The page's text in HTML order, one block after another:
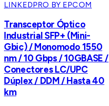
LINKEDPRO BY EPCOM
Transceptor Óptico
Industrial SFP+ (Mini-
Gbic) / Monomodo 1550
nm / 10 Gbps / 10GBASE /
Conectores LC/UPC
Dúplex / DDM / Hasta 40
km